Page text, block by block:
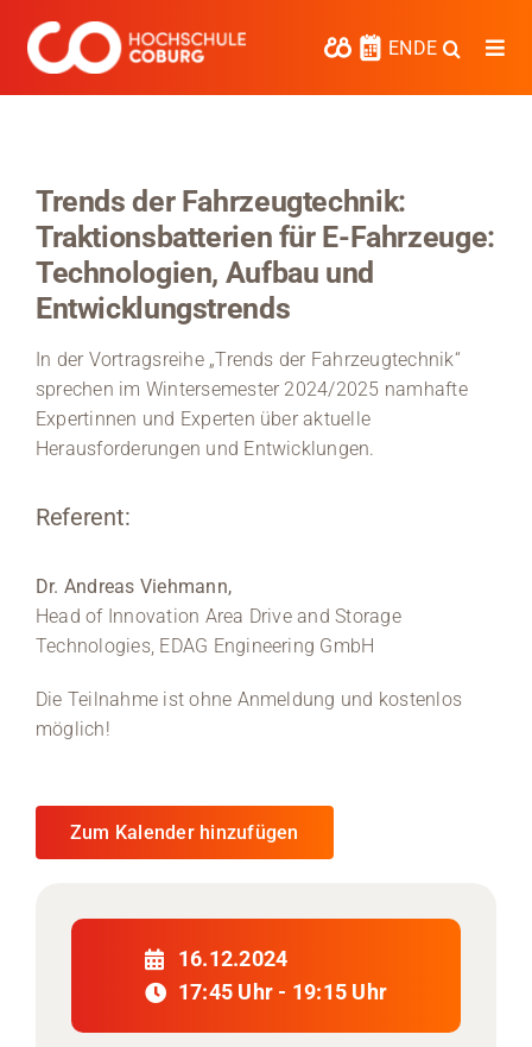
Inhalt
springen
ENDE
Kooperieren
Hochschule Coburg
Regionalentwicklung
Entdecke die Region
Informationen für …
Kontakt
Medien
Stellenangebote
News
Trends der Fahrzeugtechnik:
Traktionsbatterien für E-Fahrzeuge:
Technologien, Aufbau und
Entwicklungstrends
In der Vortragsreihe „Trends der Fahrzeugtechnik“
sprechen im Wintersemester 2024/2025 namhafte
Expertinnen und Experten über aktuelle
Herausforderungen und Entwicklungen.
Referent:
Dr. Andreas Viehmann,
Head of Innovation Area Drive and Storage
Technologies, EDAG Engineering GmbH
Die Teilnahme ist ohne Anmeldung und kostenlos
möglich!
Zum Kalender hinzufügen
16.12.2024
17:45 Uhr - 19:15 Uhr